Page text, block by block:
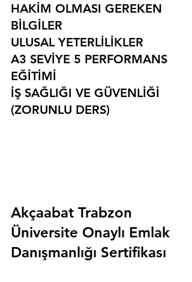
HAKİM OLMASI GEREKEN
BİLGİLER
ULUSAL YETERLİLİKLER
A3 SEVİYE 5 PERFORMANS
EĞİTİMİ
İŞ SAĞLIĞI VE GÜVENLİĞİ
(ZORUNLU DERS)
Akçaabat Trabzon
Üniversite Onaylı Emlak
Danışmanlığı Sertifikası